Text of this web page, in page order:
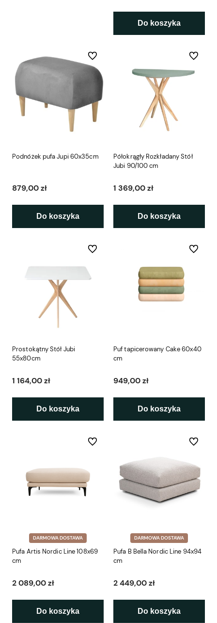
Do koszyka
Podnóżek pufa Jupi 60x35cm
879,00 zł
Do koszyka
Do ulubionych
Półokrągły Rozkładany Stół
Jubi 90/100 cm
1 369,00 zł
Do koszyka
Do
Prostokątny Stół Jubi
55x80cm
1 164,00 zł
Do koszyka
Do ulubionych
Puf tapicerowany Cake 60x40
cm
949,00 zł
Do koszyka
Do
DARMOWA DOSTAWA
Pufa Artis Nordic Line 108x69
cm
2 089,00 zł
Do koszyka
Do ulubionych
DARMOWA DOSTAWA
Pufa B Bella Nordic Line 94x94
cm
2 449,00 zł
Do koszyka
Do